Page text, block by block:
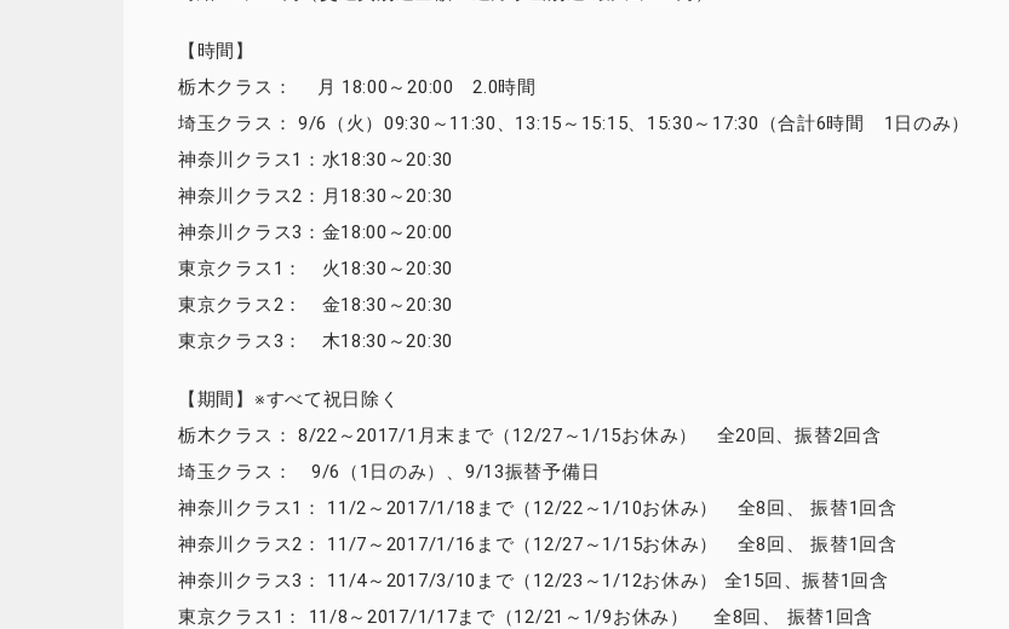
【時間】
栃木クラス： 月 18:00～20:00 2.0時間
埼玉クラス： 9/6（火）09:30～11:30、13:15～15:15、15:30～17:30（合計6時間 1日のみ）
神奈川クラス1：水18:30～20:30
神奈川クラス2：月18:30～20:30
神奈川クラス3：金18:00～20:00
東京クラス1： 火18:30～20:30
東京クラス2： 金18:30～20:30
東京クラス3： 木18:30～20:30
【期間】※すべて祝日除く
栃木クラス： 8/22～2017/1月末まで（12/27～1/15お休み） 全20回、振替2回含
埼玉クラス： 9/6（1日のみ）、9/13振替予備日
神奈川クラス1： 11/2～2017/1/18まで（12/22～1/10お休み） 全8回、 振替1回含
神奈川クラス2： 11/7～2017/1/16まで（12/27～1/15お休み） 全8回、 振替1回含
神奈川クラス3： 11/4～2017/3/10まで（12/23～1/12お休み） 全15回、振替1回含
東京クラス1： 11/8～2017/1/17まで（12/21～1/9お休み） 全8回、 振替1回含